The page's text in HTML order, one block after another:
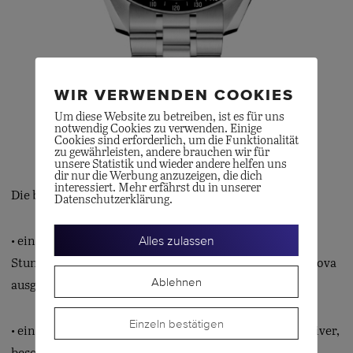
Die beiden 42-mm-Modelle der Reihe umfassen:
• ein Modell in Edelstahl mit rhodinierten Zeigern und
Stundenindizes, die allesamt mit weisser Super-LumiNova
ausgelegt sind
• ein Modell in 18K Moonshine™-Gold, OMEGAs exklusiver,
WIR VERWENDEN COOKIES
Um diese Website zu betreiben, ist es für uns
notwendig Cookies zu verwenden. Einige
Cookies sind erforderlich, um die Funktionalität
zu gewährleisten, andere brauchen wir für
unsere Statistik und wieder andere helfen uns
dir nur die Werbung anzuzeigen, die dich
interessiert. Mehr erfährst du in unserer
Datenschutzerklärung.
Alles zulassen
Ablehnen
Einzeln bestätigen